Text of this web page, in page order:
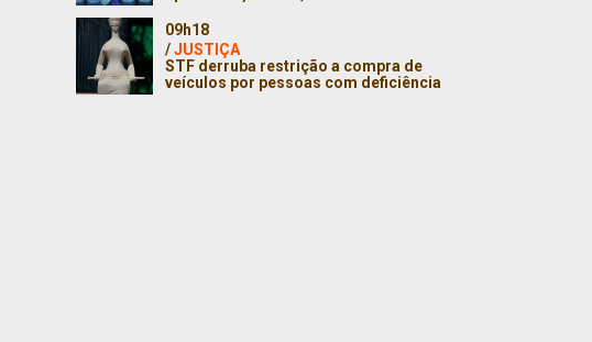
09h18
/JUSTIÇA
STF derruba restrição a compra de
veículos por pessoas com deficiência